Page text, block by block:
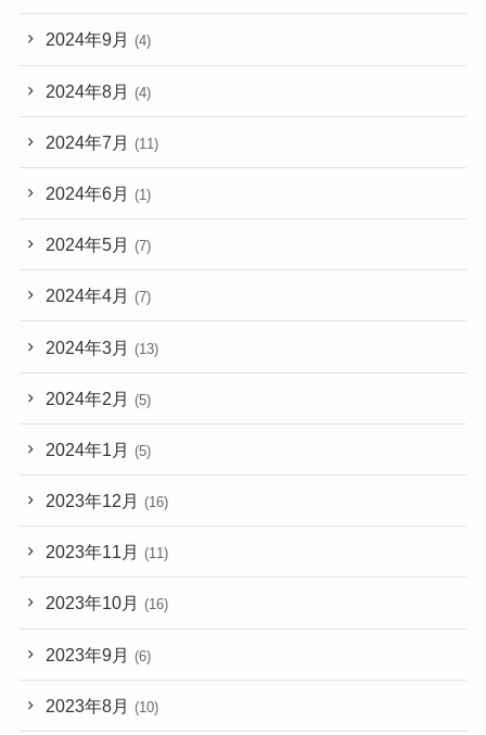
2024年9月 (4)
2024年8月 (4)
2024年7月 (11)
2024年6月 (1)
2024年5月 (7)
2024年4月 (7)
2024年3月 (13)
2024年2月 (5)
2024年1月 (5)
2023年12月 (16)
2023年11月 (11)
2023年10月 (16)
2023年9月 (6)
2023年8月 (10)